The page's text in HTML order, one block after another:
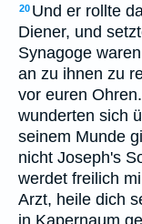
20 Und er rollte
Diener, und
Synagoge
an zu ihnen zu
vor euren Ohren.
wunderten sich
seinem Munde
nicht Joseph's
werdet freilich
Arzt, heile dich
in Kapernaum